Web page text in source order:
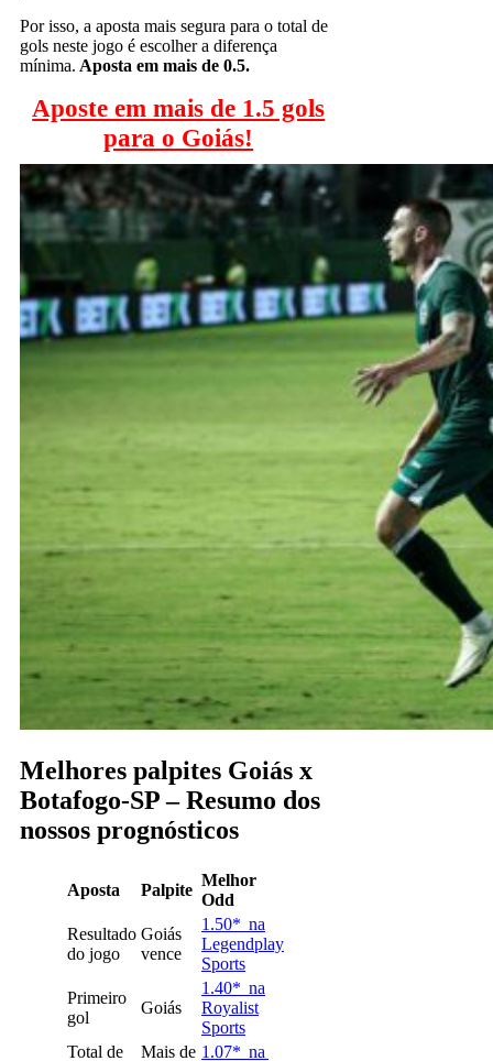
Por isso, a aposta mais segura para o total de
gols neste jogo é escolher a diferença
mínima. Aposta em mais de 0.5.
Aposte em mais de 1.5 gols
para o Goiás!
Melhores palpites Goiás x
Botafogo-SP – Resumo dos
nossos prognósticos
Aposta Palpite
Melhor
Odd
Resultado
do jogo
Goiás
vence
1.50* na
Legendplay
Sports
Primeiro
gol
Goiás
1.40* na
Royalist
Sports
Total de
Mais de 1.07* na